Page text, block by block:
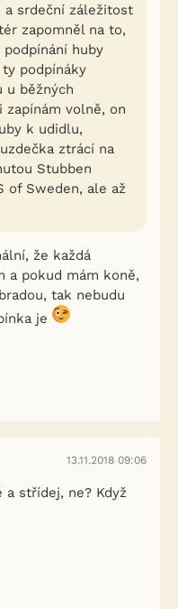
a srdeční záležitost
zapomněl na to,
huby
podpínáky
u běžných
zapínám volně, on
k udidlu,
ztrácí na
Stubben
of Sweden, ale až
že každá
a pokud mám koně,
tak nebudu
je
13.11.2018 09:06
a střídej, ne? Když